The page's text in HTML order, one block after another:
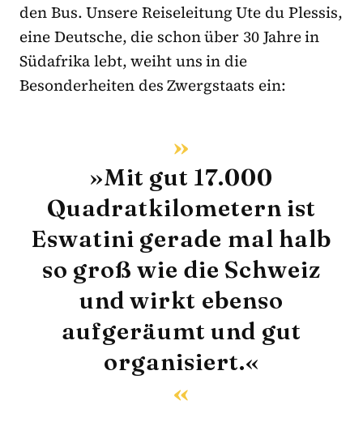
den Bus. Unsere Reiseleitung Ute du Plessis,
eine Deutsche, die schon über 30 Jahre in
Südafrika lebt, weiht uns in die
Besonderheiten des Zwergstaats ein:
»Mit gut 17.000
Quadratkilometern ist
Eswatini gerade mal halb
so groß wie die Schweiz
und wirkt ebenso
aufgeräumt und gut
organisiert.«